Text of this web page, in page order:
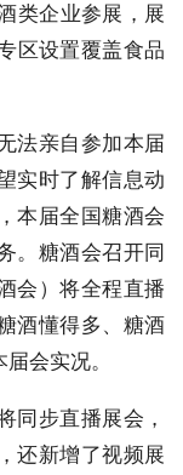
类企业参展，展
区设置覆盖食品
法亲自参加本届
实时了解信息动
本届全国糖酒会
。糖酒会召开同
会）将全程直播
酒懂得多、糖酒
会实况。
同步直播展会，
还新增了视频展